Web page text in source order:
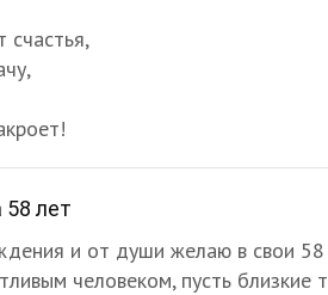
счастья,
лет
и от души желаю в свои
человеком, пусть близкие